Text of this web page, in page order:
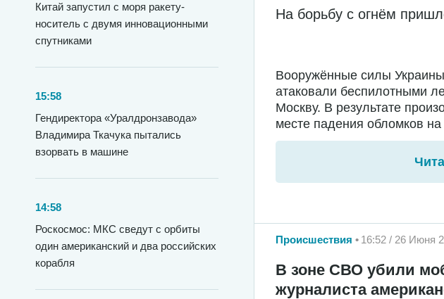
Китай запустил с моря ракету-
носитель с двумя инновационными
спутниками
15:58
Гендиректора «Уралдронзавода»
Владимира Ткачука пытались
взорвать в машине
14:58
Роскосмос: МКС сведут с орбиты
один американский и два российских
корабля
На борьбу с огнём
Вооружённые силы
атаковали беспилотными
Москву. В результате
месте падения обломков на
Происшествия 16:52 / 26 Июня
В зоне СВО убили
журналиста